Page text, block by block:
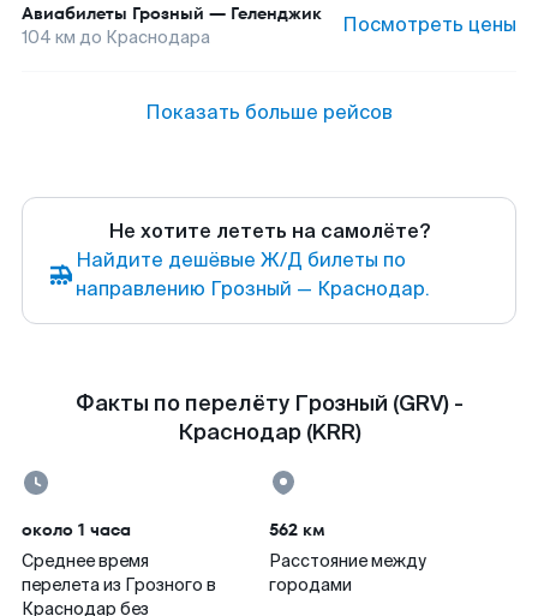
Авиабилеты Грозный — Геленджик
104 км до Краснодара Посмотреть цены
Показать больше рейсов
Не хотите лететь на самолёте?
Найдите дешёвые Ж/Д билеты по
направлению Грозный — Краснодар.
Факты по перелёту Грозный (GRV) -
Краснодар (KRR)
около 1 часа
Среднее время
перелета из Грозного в
Краснодар без
562 км
Расстояние между
городами